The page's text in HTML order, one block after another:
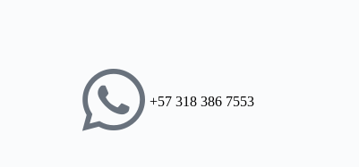
+57 318 386 7553